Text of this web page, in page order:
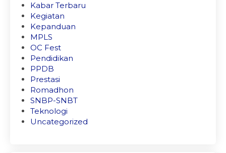
Kabar Terbaru
Kegiatan
Kepanduan
MPLS
OC Fest
Pendidikan
PPDB
Prestasi
Romadhon
SNBP-SNBT
Teknologi
Uncategorized